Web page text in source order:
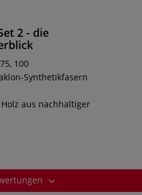
2 - die
100
Synthetikfasern
aus nachhaltiger